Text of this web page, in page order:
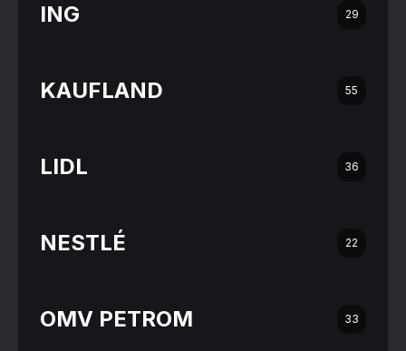
ING 29
KAUFLAND 55
LIDL 36
NESTLÉ 22
OMV PETROM 33